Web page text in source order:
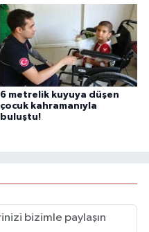
6 metrelik kuyuya düşen
çocuk kahramanıyla
buluştu!